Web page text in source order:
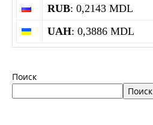
RUB: 0,2143 MDL
UAH: 0,3886 MDL
Поиск
Поиск